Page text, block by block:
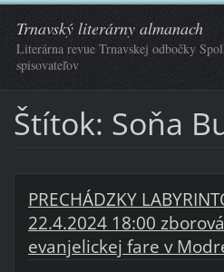
Trnavský literárny almanach
Literárna revue Trnavskej odbočky
spisovateľov
Štítok: Soňa
PRECHÁDZKY
22.4.2024 18:00
evanjelickej fare v